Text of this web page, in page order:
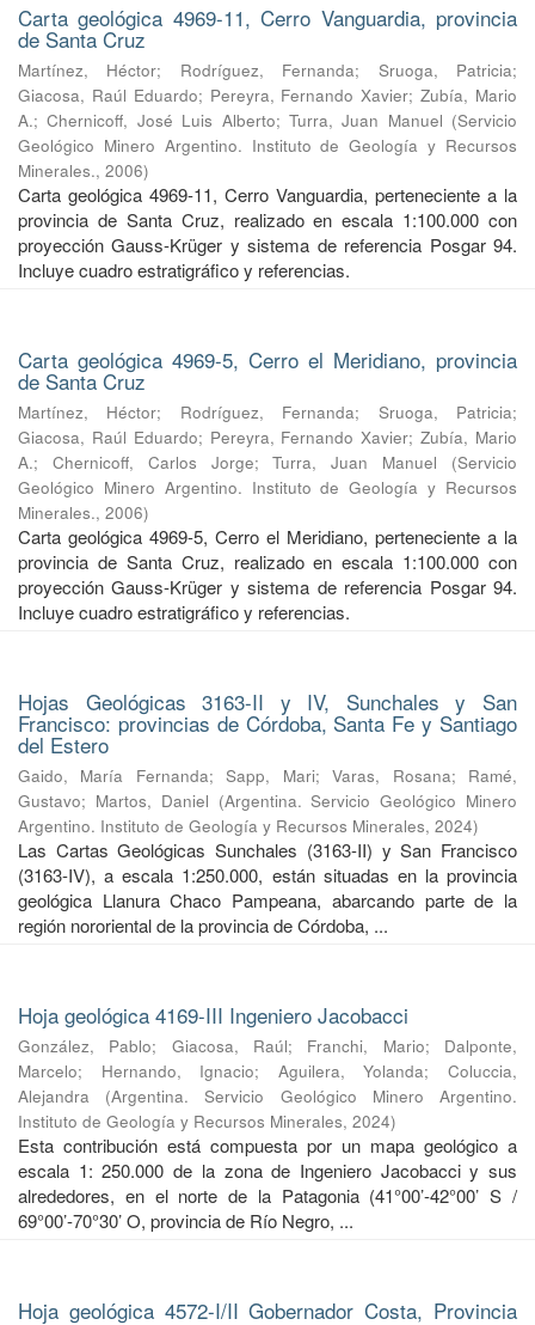
Carta geológica 4969-11, Cerro Vanguardia, provincia
de Santa Cruz
Martínez, Héctor; Rodríguez, Fernanda; Sruoga, Patricia;
Giacosa, Raúl Eduardo; Pereyra, Fernando Xavier;Zubía, Mario
A.;Chernicoff, José Luis Alberto; Turra, Juan Manuel (Servicio
Geológico Minero Argentino. Instituto de Geología y Recursos
Minerales., 2006)
Carta geológica 4969-11, Cerro Vanguardia, perteneciente a la
provincia de Santa Cruz, realizado en escala 1:100.000 con
proyección Gauss-Krüger y sistema de referencia Posgar 94.
Incluye cuadro estratigráfico y referencias.
Carta geológica 4969-5, Cerro el Meridiano, provincia
de Santa Cruz
Martínez, Héctor; Rodríguez, Fernanda; Sruoga, Patricia;
Giacosa, Raúl Eduardo; Pereyra, Fernando Xavier;Zubía, Mario
A.; Chernicoff, Carlos Jorge;Turra, Juan Manuel (Servicio
Geológico Minero Argentino. Instituto de Geología y Recursos
Minerales., 2006)
Carta geológica 4969-5, Cerro el Meridiano, perteneciente a la
provincia de Santa Cruz, realizado en escala 1:100.000 con
proyección Gauss-Krüger y sistema de referencia Posgar 94.
Incluye cuadro estratigráfico y referencias.
Hojas Geológicas 3163-II y IV, Sunchales y San
Francisco: provincias de Córdoba, Santa Fe y Santiago
del Estero
Gaido, María Fernanda;Sapp, Mari;Varas, Rosana; Ramé,
Gustavo; Martos, Daniel (Argentina. Servicio Geológico Minero
Argentino. Instituto de Geología y Recursos Minerales, 2024)
Las Cartas Geológicas Sunchales (3163-II) y San Francisco
(3163-IV), a escala 1:250.000, están situadas en la provincia
geológica Llanura Chaco Pampeana, abarcando parte de la
región nororiental de la provincia de Córdoba, ...
Hoja geológica 4169-III Ingeniero Jacobacci
González, Pablo; Giacosa, Raúl; Franchi, Mario; Dalponte,
Marcelo; Hernando, Ignacio; Aguilera, Yolanda;Coluccia,
Alejandra
(Argentina. Servicio Geológico Minero Argentino.
Instituto de Geología y Recursos Minerales, 2024)
Esta contribución está compuesta por un mapa geológico a
escala 1: 250.000 de la zona de Ingeniero Jacobacci y sus
alrededores, en el norte de la Patagonia (41°00’-42°00’ S /
69°00’-70°30’ O, provincia de Río Negro, ...
Hoja geológica 4572-I/II Gobernador Costa, Provincia